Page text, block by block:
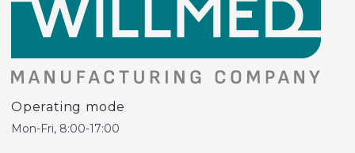
Operating mode
Mon-Fri, 8:00-17:00